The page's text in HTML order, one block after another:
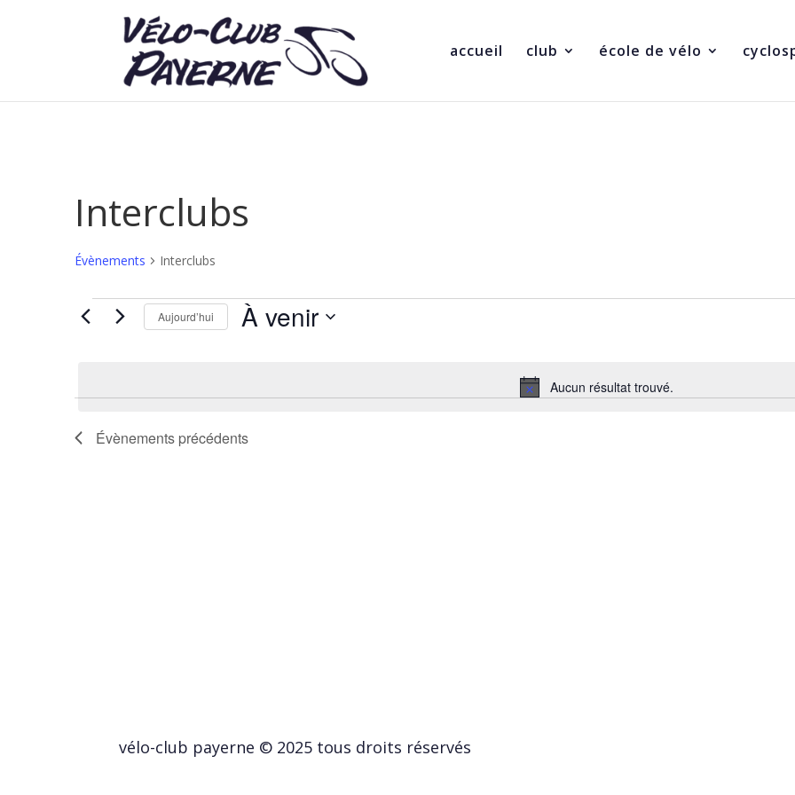
accueil club école de vélo
Interclubs
Évènements Interclubs
Évènements
Notice
Aucun résultat trouvé.
Aujourd’hui À venir
Évènements précédents
vélo-club payerne © 2025 tous droits réservés